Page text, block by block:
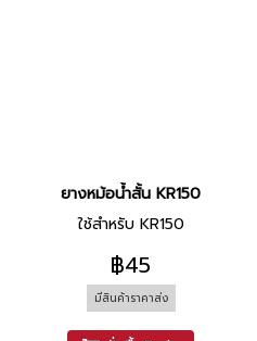
ยางหม้อน้ำสั้น KR150
ใช้สำหรับ KR150
฿45
มีสินค้าราคาส่ง